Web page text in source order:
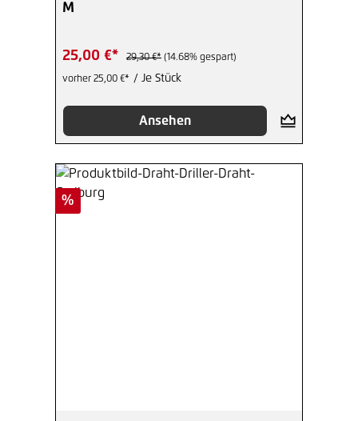
M
25,00 €* 29,30 €* (14.68% gespart)
vorher 25,00 €* / Je Stück
Ansehen
Rabatt
%